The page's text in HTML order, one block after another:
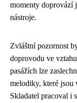
momenty doprovází
nástroje.
Zvláštní pozornost
doprovodu ve
pasážích lze
melodiky, které jsou
Skladatel pracoval i